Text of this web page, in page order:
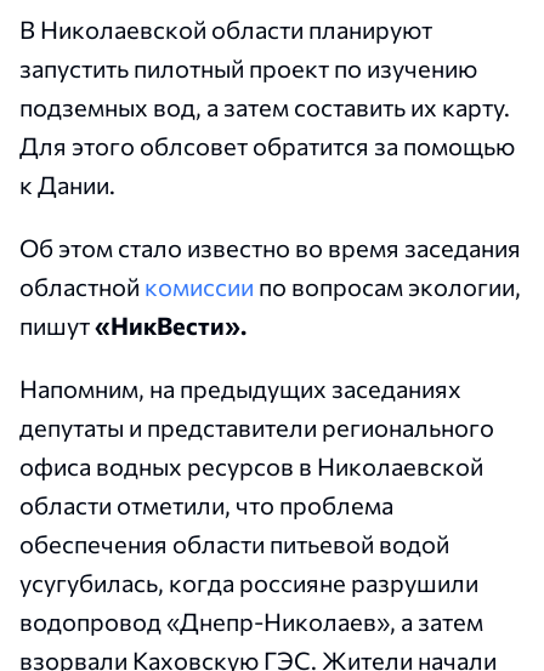
В Николаевской области планируют
запустить пилотный проект по изучению
подземных вод, а затем составить их карту.
Для этого облсовет обратится за помощью
к Дании.
Об этом стало известно во время заседания
областной комиссии по вопросам экологии,
пишут«НикВести».
Напомним, на предыдущих заседаниях
депутаты и представители регионального
офиса водных ресурсов в Николаевской
области отметили, что проблема
обеспечения области питьевой водой
усугубилась, когда россияне разрушили
водопровод «Днепр-Николаев», а затем
взорвали Каховскую ГЭС. Жители начали